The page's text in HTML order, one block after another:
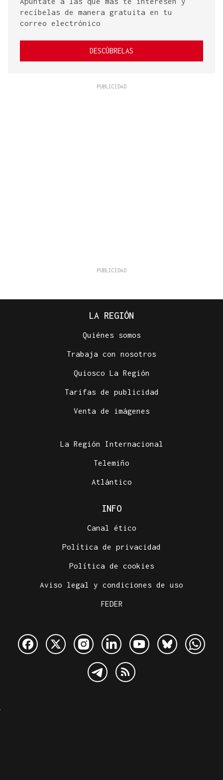
recíbelas de manera gratuita en tu
correo electrónico
DESCÚBRELAS
LA REGIÓN
Quiénes somos
Trabaja con nosotros
Quiosco La Región
Tarifas de publicidad
Venta de imágenes
La Región Internacional
Telemiño
Atlántico
INFO
Canal ético
Política de privacidad
Política de cookies
Aviso legal y condiciones de uso
FEDER